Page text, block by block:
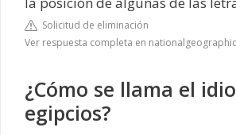
Solicitud de eliminación
Ver respuesta completa en
¿Cómo se llama el
egipcios?